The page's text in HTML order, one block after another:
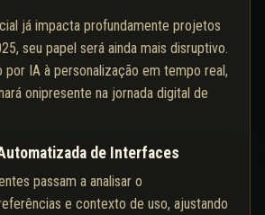
já impacta profundamente projetos
seu papel será ainda mais disruptivo.
por IA à personalização em tempo real,
onipresente na jornada digital de
de Interfaces
passam a analisar o
e contexto de uso, ajustando